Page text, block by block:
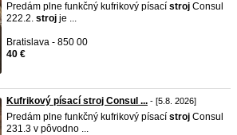
Predám plne funkčný kufrikový písací stroj Consul
222.2. stroj je ...
Bratislava - 850 00
40 €
Kufrikový písací stroj Consul ... - [5.8. 2026]
Predám plne funkčný kufrikový písací stroj Consul
231.3 v pôvodno ...